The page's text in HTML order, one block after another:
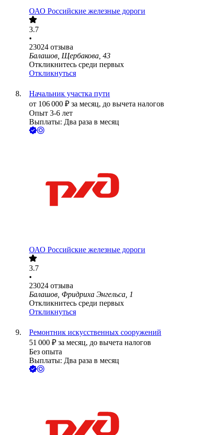
ОАО Российские железные дороги
3.7
•
23024 отзыва
Балашов, Щербакова, 43
Откликнитесь среди первых
Откликнуться
Начальник участка пути
от 106 000 ₽ за месяц, до вычета налогов
Опыт 3-6 лет
Выплаты: Два раза в месяц
ОАО Российские железные дороги
3.7
•
23024 отзыва
Балашов, Фридриха Энгельса, 1
Откликнитесь среди первых
Откликнуться
Ремонтник искусственных сооружений
51 000 ₽ за месяц, до вычета налогов
Без опыта
Выплаты: Два раза в месяц